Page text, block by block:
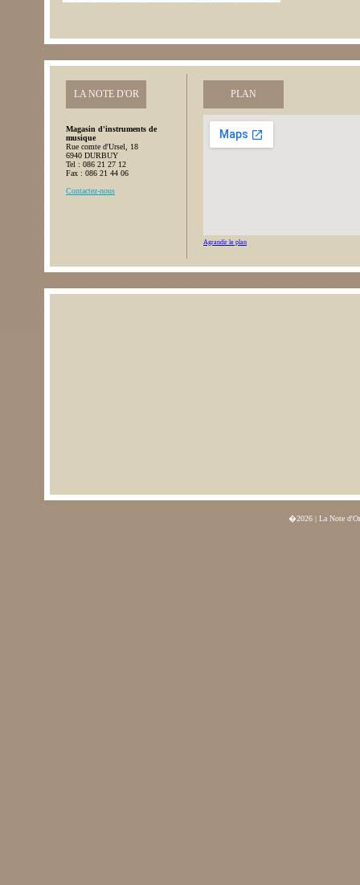
LA NOTE D'OR
Magasin d'instruments de
musique
Rue comte d'Ursel, 18
6940 DURBUY
Tel : 086 21 27 12
Fax : 086 21 44 06
Contactez-nous
PLAN
Agrandir le plan
�2026 | La Note